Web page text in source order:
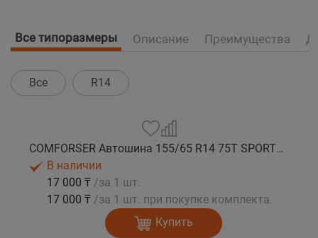
Все типоразмеры Описание Преимущества
Все R14
COMFORSER Автошина 155/65 R14 75T SPORTS K4 лето
В наличии
17 000 ₸ /за 1 шт.
17 000 ₸ /за 1 шт. при покупке комплекта
Купить